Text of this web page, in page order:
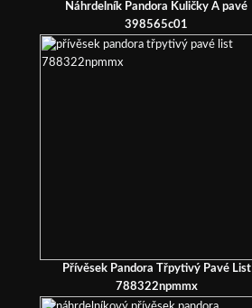
Náhrdelník Pandora Kuličky A pavé
398565c01
Přívěsek Pandora Třpytivý Pavé List
788322npmmx